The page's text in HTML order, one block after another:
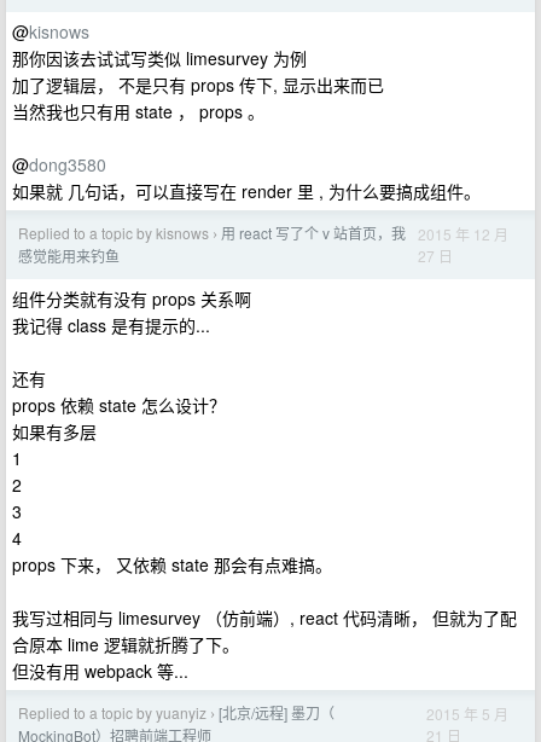
@kisnows
那你因该去试试写类似 limesurvey 为例
加了逻辑层， 不是只有 props 传下, 显示出来而已
当然我也只有用 state ， props 。
@dong3580
如果就 几句话，可以直接写在 render 里 , 为什么要搞成组件。
Replied to a topic by kisnows › 用 react 写了个 v 站首页，我
感觉能用来钓鱼
2015 年 12 月
27 日
组件分类就有没有 props 关系啊
我记得 class 是有提示的...
还有
props 依赖 state 怎么设计？
如果有多层
1
2
3
4
props 下来， 又依赖 state 那会有点难搞。
我写过相同与 limesurvey （仿前端）, react 代码清晰， 但就为了配
合原本 lime 逻辑就折腾了下。
但没有用 webpack 等...
Replied to a topic by yuanyiz › [北京/远程] 墨刀（
MockingBot）招聘前端工程师
2015 年 5 月
21 日